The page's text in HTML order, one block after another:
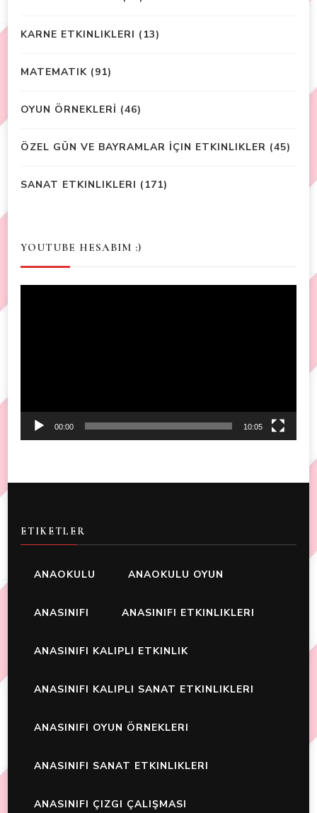
KARNE ETKINLIKLERI (13)
MATEMATIK (91)
OYUN ÖRNEKLERİ (46)
ÖZEL GÜN VE BAYRAMLAR İÇIN ETKINLIKLER (45)
SANAT ETKINLIKLERI (171)
YOUTUBE HESABIM :)
00:00 10:05
ETIKETLER
ANAOKULU ANAOKULU OYUN
ANASINIFI ANASINIFI ETKINLIKLERI
ANASINIFI KALIPLI ETKINLIK
ANASINIFI KALIPLI SANAT ETKINLIKLERI
ANASINIFI OYUN ÖRNEKLERI
ANASINIFI SANAT ETKINLIKLERI
ANASINIFI ÇIZGI ÇALIŞMASI